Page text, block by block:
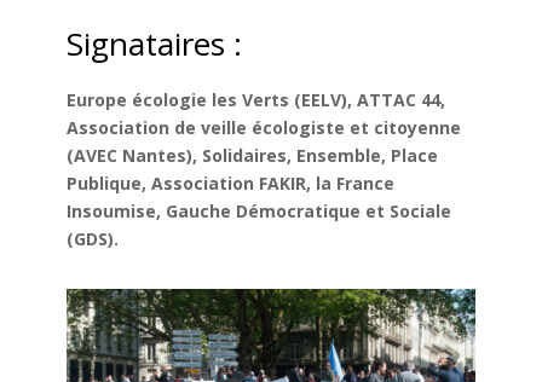
Signataires :
Europe écologie les Verts (EELV), ATTAC 44,
Association de veille écologiste et citoyenne
(AVEC Nantes), Solidaires, Ensemble, Place
Publique, Association FAKIR, la France
Insoumise, Gauche Démocratique et Sociale
(GDS).